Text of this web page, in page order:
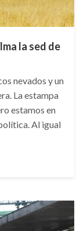
la sed de
nevados y un
La estampa
estamos en
Al igual